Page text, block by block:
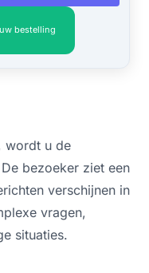
wordt u de
bezoeker ziet een
verschijnen in
vragen,
situaties.
bestelling